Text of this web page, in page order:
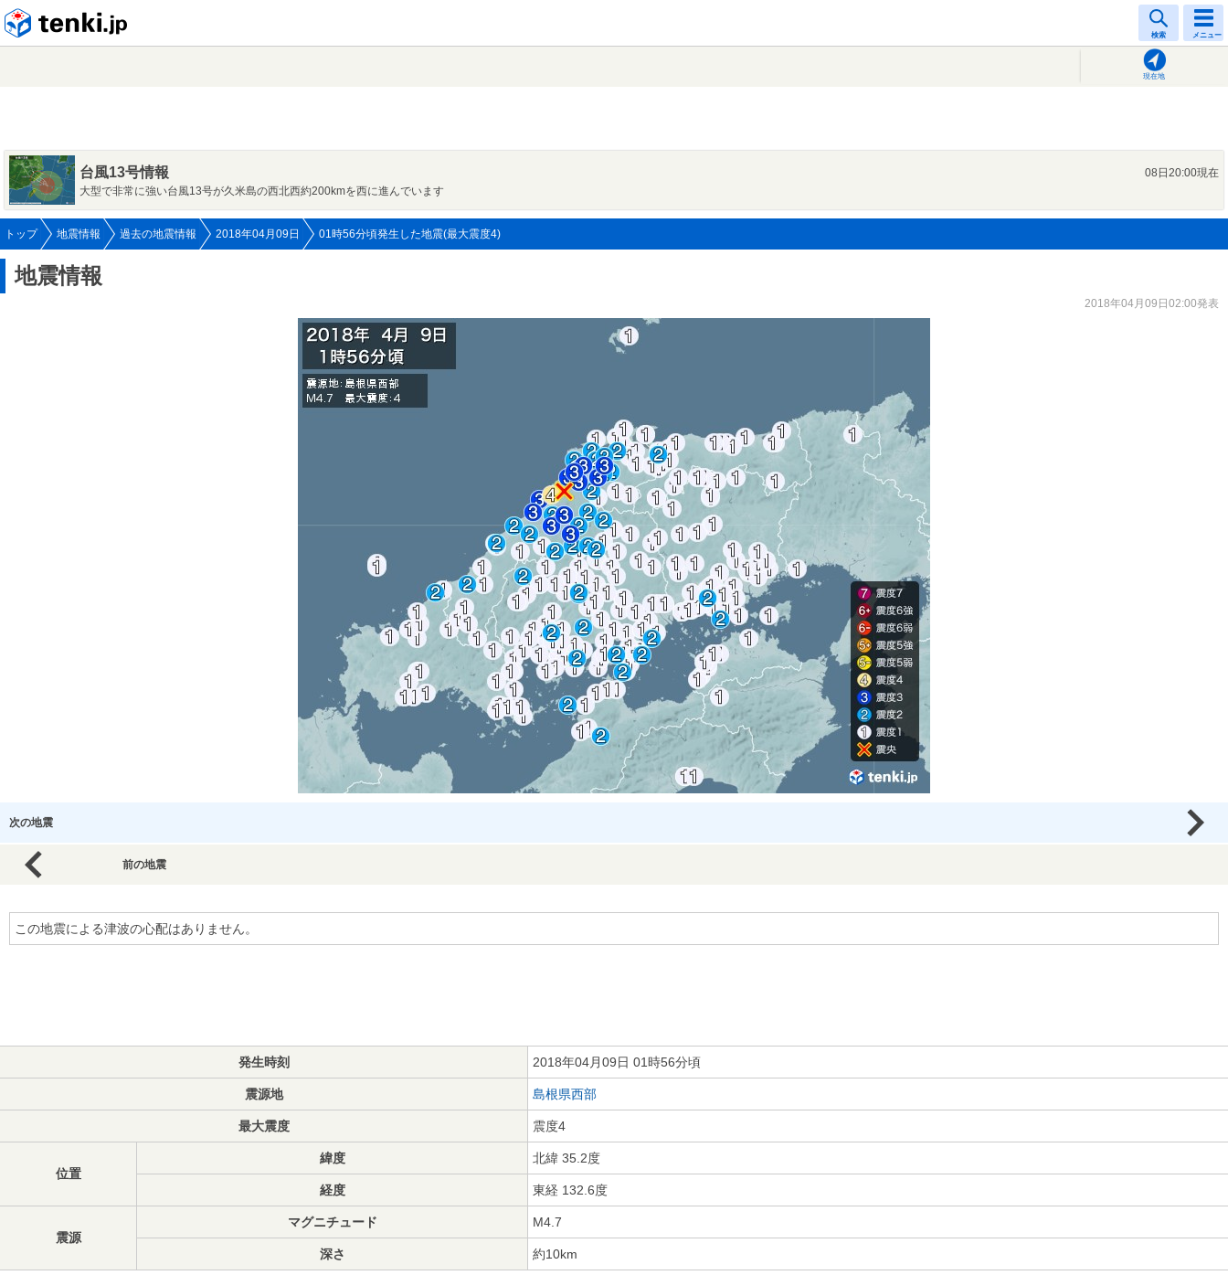
検索 メニュー
現在地
台風13号情報
08日20:00現在
大型で非常に強い台風13号が久米島の西北西約200kmを西に進んでいます
トップ 地震情報 過去の地震情報 2018年04月09日 01時56分頃発生した地震(最大震度4)
地震情報
2018年04月09日02:00発表
次の地震
前の地震
この地震による津波の心配はありません。
発生時刻 2018年04月09日 01時56分頃
震源地 島根県西部
最大震度 震度4
位置
緯度 北緯 35.2度
経度 東経 132.6度
震源
マグニチュード M4.7
深さ 約10km